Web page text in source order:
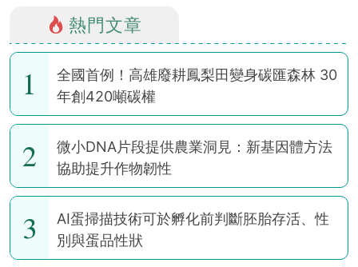
熱門文章
1
全國首例！高雄廢耕鳳梨田變身碳匯森林 30
年創420噸碳權
2
微小DNA片段提供農業洞見：新基因體方法
協助提升作物韌性
3
AI蛋掃描技術可於孵化前判斷胚胎存活、性
別與蛋品性狀